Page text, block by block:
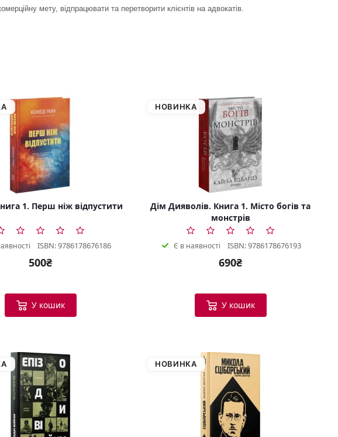
мету, відпрацювати та перетворити клієнтів на адвокатів.
1. Перш ніж відпустити
ISBN: 9786178676186
500₴
У кошик
НОВИНКА
Дім Дияволів. Книга 1. Місто богів та
монстрів
Є в наявності ISBN: 9786178676193
690₴
У кошик
НОВИНКА